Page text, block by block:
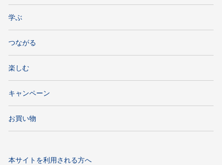
学ぶ
つながる
楽しむ
キャンペーン
お買い物
本サイトを利用される方へ